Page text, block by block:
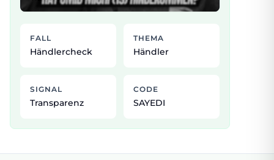
FALL
Händlercheck
THEMA
Händler
SIGNAL
Transparenz
CODE
SAYEDI